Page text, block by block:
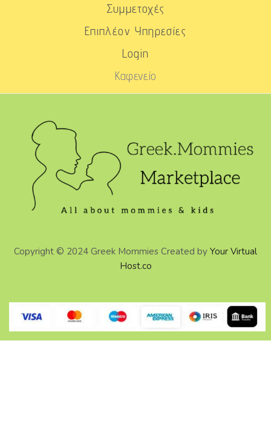
Συμμετοχές
Επιπλέον Υπηρεσίες
Login
Καφενείο
Copyright © 2024 Greek Mommies Created by Your Virtual
Host.co